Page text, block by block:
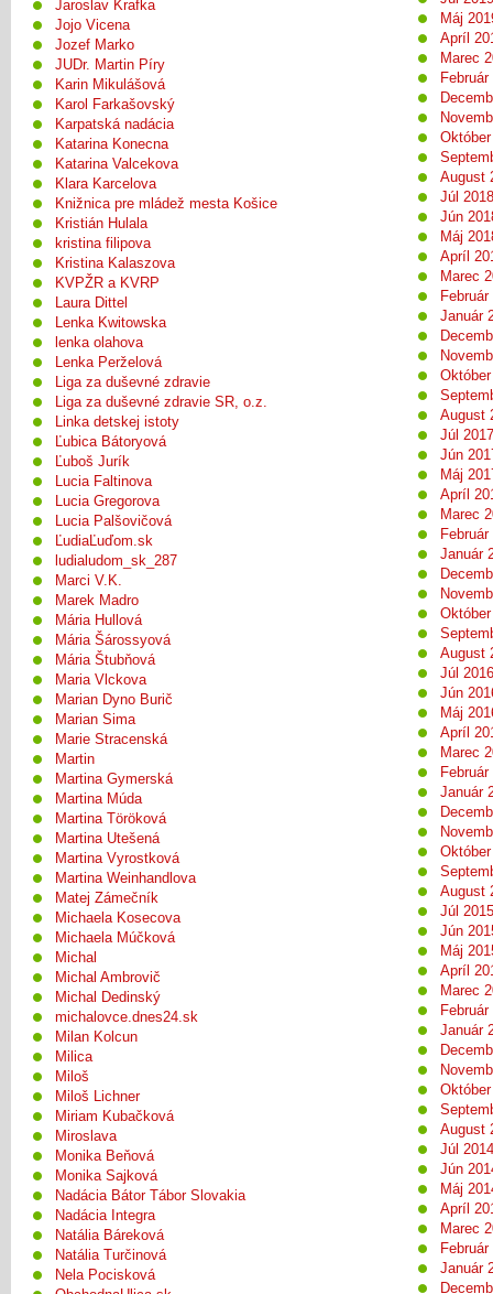
Jaroslav Krafka
Jojo Vicena
Jozef Marko
JUDr. Martin Píry
Karin Mikulášová
Karol Farkašovský
Karpatská nadácia
Katarina Konecna
Katarina Valcekova
Klara Karcelova
Knižnica pre mládež mesta Košice
Kristián Hulala
kristina filipova
Kristina Kalaszova
KVPŽR a KVRP
Laura Dittel
Lenka Kwitowska
lenka olahova
Lenka Perželová
Liga za duševné zdravie
Liga za duševné zdravie SR, o.z.
Linka detskej istoty
Ľubica Bátoryová
Ľuboš Jurík
Lucia Faltinova
Lucia Gregorova
Lucia Palšovičová
ĽudiaĽuďom.sk
ludialudom_sk_287
Marci V.K.
Marek Madro
Mária Hullová
Mária Šárossyová
Mária Štubňová
Maria Vlckova
Marian Dyno Burič
Marian Sima
Marie Stracenská
Martin
Martina Gymerská
Martina Múda
Martina Töröková
Martina Utešená
Martina Vyrostková
Martina Weinhandlova
Matej Zámečník
Michaela Kosecova
Michaela Múčková
Michal
Michal Ambrovič
Michal Dedinský
michalovce.dnes24.sk
Milan Kolcun
Milica
Miloš
Miloš Lichner
Miriam Kubačková
Miroslava
Monika Beňová
Monika Sajková
Nadácia Bátor Tábor Slovakia
Nadácia Integra
Natália Báreková
Natália Turčinová
Nela Pocisková
Máj
Apríl
Marec
Február
August
Júl 2018
Jún
Máj
Apríl
Marec
Február
Január
August
Júl 2017
Jún
Máj
Apríl
Marec
Február
Január
August
Júl 2016
Jún
Máj
Apríl
Marec
Február
Január
August
Júl 2015
Jún
Máj
Apríl
Marec
Február
Január
August
Júl 2014
Jún
Máj
Apríl
Marec
Február
Január